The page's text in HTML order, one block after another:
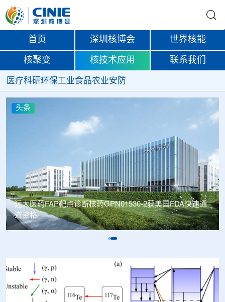
首页 深圳核博会 世界核能
核聚变 核技术应用 联系我们
医疗科研环保工业食品农业安防
头条
远大医药FAP靶点诊断核药GPN01530-2获美国FDA快速通
道资格